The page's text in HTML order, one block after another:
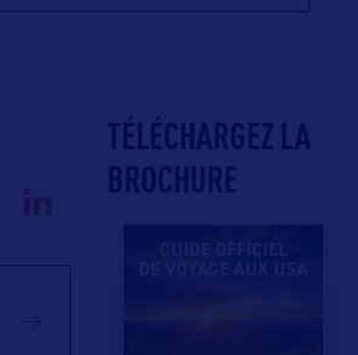
TÉLÉCHARGEZ LA
BROCHURE